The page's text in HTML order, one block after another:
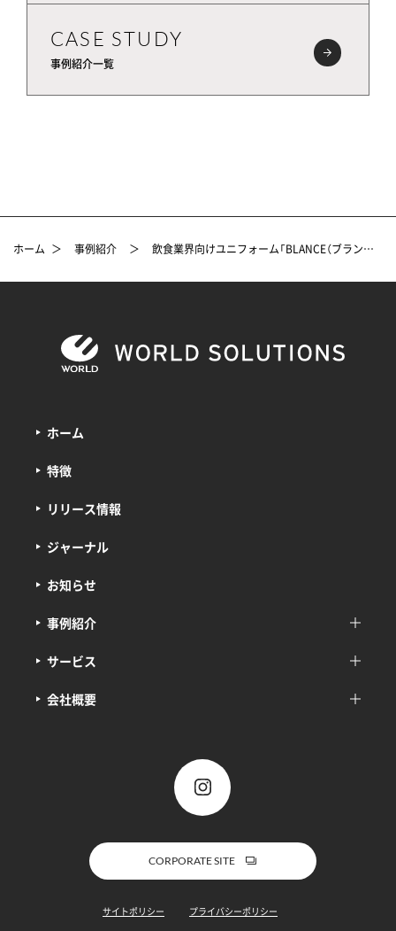
CASE STUDY
事例紹介一覧
ホーム ＞ 事例紹介 ＞ 飲食業界向けユニフォーム「BLANCE（ブランシェ）」の販売開始
ホーム
特徴
サービス
事例紹介
会社概要
リリース情報
ジャーナル
お知らせ
CORPORATE SITE
サイトポリシー プライバシーポリシー